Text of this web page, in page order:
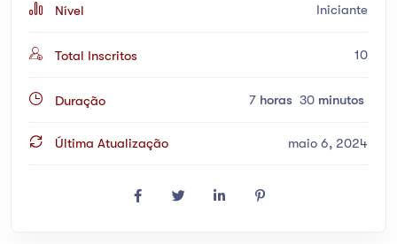
Nível Iniciante
Total Inscritos 10
Duração 7 horas 30 minutos
Última Atualização maio 6, 2024